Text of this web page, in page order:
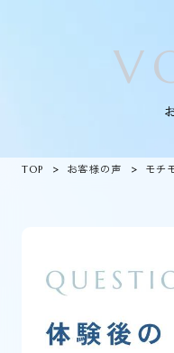
TOP お客様の声 モチ